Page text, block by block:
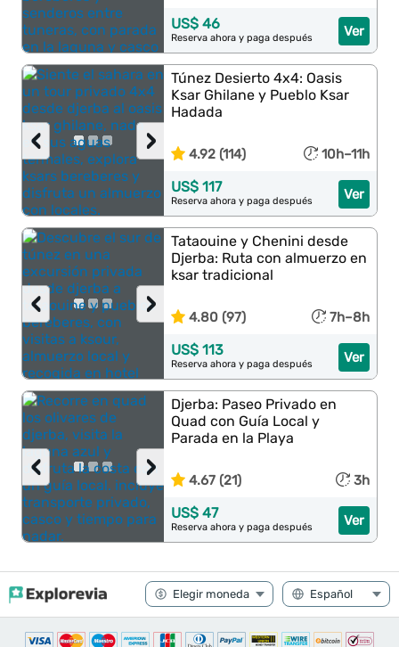
Ver
US$ 46
Reserva ahora y paga después
›
‹
Túnez Desierto 4x4: Oasis
Ksar Ghilane y Pueblo Ksar
Hadada
4.92 (114) 10h–11h
Ver
US$ 117
Reserva ahora y paga después
›
‹
Tataouine y Chenini desde
Djerba: Ruta con almuerzo en
ksar tradicional
4.80 (97) 7h–8h
Ver
US$ 113
Reserva ahora y paga después
›
‹
Djerba: Paseo Privado en
Quad con Guía Local y
Parada en la Playa
4.67 (21) 3h
Ver
US$ 47
Reserva ahora y paga después